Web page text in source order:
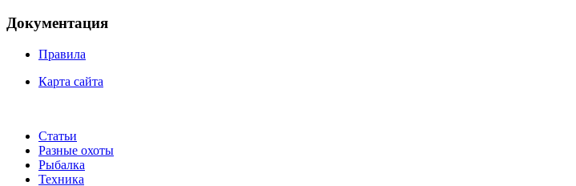
Документация
Правила
Карта сайта
Статьи
Разные охоты
Рыбалка
Техника